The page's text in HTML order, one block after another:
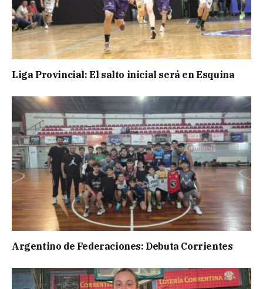
Liga Provincial: El salto inicial será en Esquina
Argentino de Federaciones: Debuta Corrientes